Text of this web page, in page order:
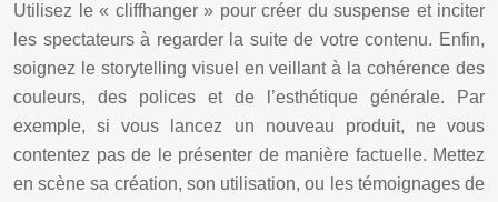
Utilisez le « cliffhanger » pour créer du suspense et inciter
les spectateurs à regarder la suite de votre contenu. Enfin,
soignez le storytelling visuel en veillant à la cohérence des
couleurs, des polices et de l’esthétique générale. Par
exemple, si vous lancez un nouveau produit, ne vous
contentez pas de le présenter de manière factuelle. Mettez
en scène sa création, son utilisation, ou les témoignages de